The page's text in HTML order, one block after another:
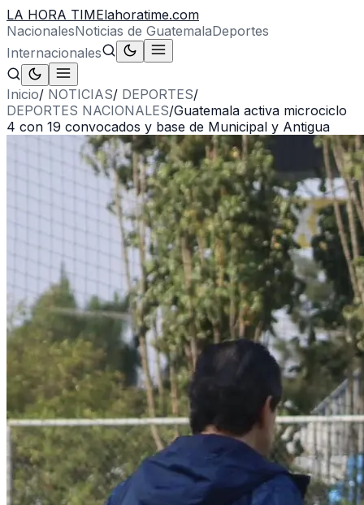
LA HORA TIMElahoratime.com
NacionalesNoticias de GuatemalaDeportes
Internacionales
Inicio/ NOTICIAS/ DEPORTES/
DEPORTES NACIONALES/Guatemala activa microciclo
4 con 19 convocados y base de Municipal y Antigua